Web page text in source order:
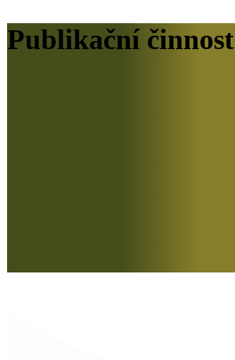
Publikační činnost